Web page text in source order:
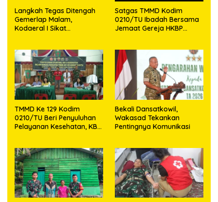
Langkah Tegas Ditengah
Gemerlap Malam,
Kodaeral I Sikat
Tajam
Satgas TMMD Kodim
0210/TU Ibadah Bersama
Jemaat Gereja HKBP
TMMD Ke 129 Kodim
0210/TU Beri Penyuluhan
Pelayanan Kesehatan, KB
Bekali Dansatkowil,
Wakasad Tekankan
Pentingnya Komunikasi